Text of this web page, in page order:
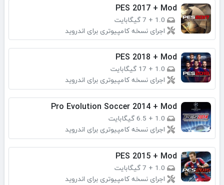
PES 2017 + Mod
1.0
+ 7 گیگابایت
اجرای نسخه کامپیوتری برای اندروید
PES 2018 + Mod
1.0
+ 17 گیگابایت
اجرای نسخه کامپیوتری برای اندروید
Pro Evolution Soccer 2014 + Mod
1.0
+ 6.5 گیگابایت
اجرای نسخه کامپیوتری برای اندروید
PES 2015 + Mod
1.0
+ 7 گیگابایت
اجرای نسخه کامپیوتری برای اندروید